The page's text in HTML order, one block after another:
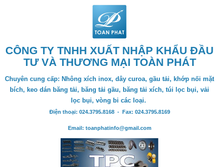
CÔNG TY TNHH XUẤT NHẬP KHẨU ĐẦU
TƯ VÀ THƯƠNG MẠI TOÀN PHÁT
Chuyên cung cấp: Nhông xích inox, dây curoa, gầu tải, khớp nối mặt
bích, keo dán băng tải, băng tải gầu, băng tải xích, túi lọc bụi, vải
lọc bụi, vòng bi các loại.
Điện thoại: 024.3795.8168 - Fax: 024.3795.8169
Email: toanphatinfo@gmail.com